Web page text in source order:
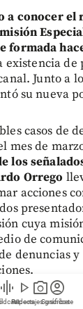
graphic_eq play_arrow
Videos
photo_camera
Reportajes gráficos
account_circle
Suscríbete
a conocer el
formada
de
Junto a
su nueva
casos de
mes de
los
Orrego
acciones
cuya
de
denuncias